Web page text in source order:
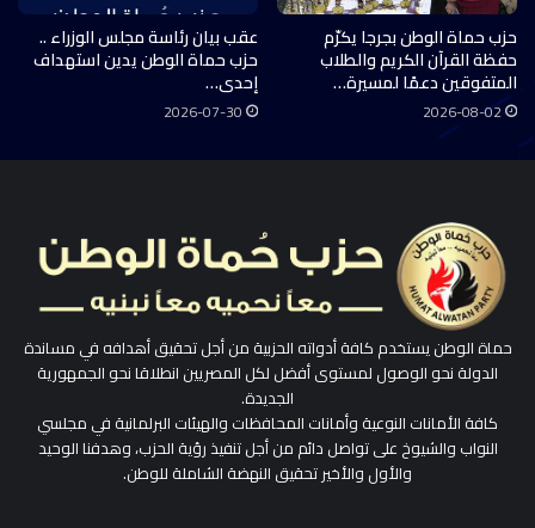
حزب حماة الوطن بجرجا يكرّم
حفظة القرآن الكريم والطلاب
المتفوقين دعمًا لمسيرة…
2026-08-02
عقب بيان رئاسة مجلس الوزراء ..
حزب حماة الوطن يدين استهداف
إحدى…
2026-07-30
حماة الوطن يستخدم كافة أدواته الحزبية من أجل تحقيق أهدافه في مساندة
الدولة نحو الوصول لمستوى أفضل لكل المصريين انطلاقا نحو الجمهورية
الجديدة.
كافة الأمانات النوعية وأمانات المحافظات والهيئات البرلمانية في مجلسي
النواب والشيوخ على تواصل دائم من أجل تنفيذ رؤية الحزب، وهدفنا الوحيد
والأول والأخير تحقيق النهضة الشاملة للوطن.